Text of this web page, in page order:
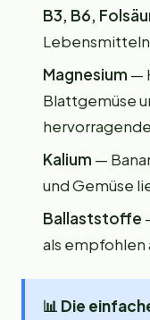
B3, B6,
Lebensmitteln
Magnesium —
Blattgemüse
Kalium —
und Gemüse
Ballaststoffe
als empfohlen
📊 Die